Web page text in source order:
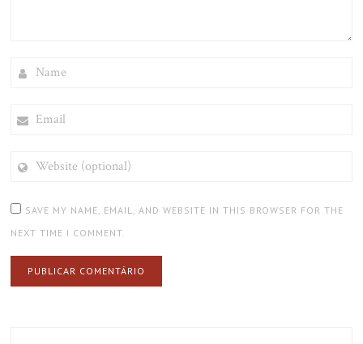
(OPTIONAL)
SAVE MY NAME, EMAIL, AND WEBSITE IN THIS BROWSER FOR THE
NEXT TIME I COMMENT.